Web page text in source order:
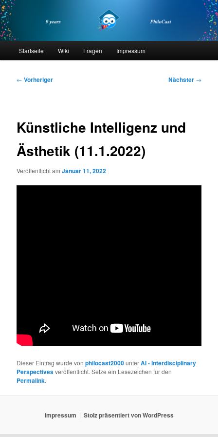
Zum
primären
Inhalt
springenphilocast
Startseite Wiki Fragen Impressum
Beitragsnavigation
← Vorheriger Nächster →
Künstliche Intelligenz und
Ästhetik (11.1.2022)
Veröffentlicht amJanuar 11, 2022
Dieser Eintrag wurde vonphilocast2000unterAI - Interdisciplinary
Perspectivesveröffentlicht. Setze ein Lesezeichen für den
Permalink.
Impressum Stolz präsentiert von WordPress